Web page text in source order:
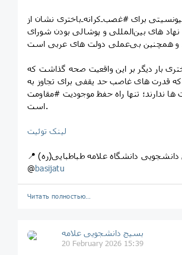
برای #غصب‌ـ‌کرانه‌ـ‌باختری نشان از
های بین‌المللی و پوشالی بودن شورای
بار دیگر بر این واقعیت صحه گذاشت که
که قدرت های غاصب حد یقفی برای تجاوز به
ندارند؛ تنها راه حفظ موجودیت #مقاومت
است‌.
لینک توئیت
دانشجویی دانشگاه علامه طباطبایی(ره)
@basijatu
Читать полностью…
بسیج دانشجویی علامه
20 February 2026 15:39